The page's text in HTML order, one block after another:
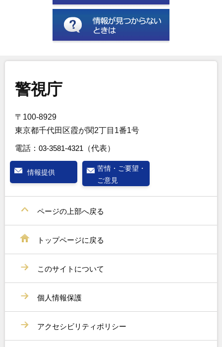
警視庁
〒100-8929
東京都千代田区霞が関2丁目1番1号
電話： 03-3581-4321 （代表）
情報提供
苦情・ご要望・
ご意見
ページの上部へ戻る
トップページに戻る
このサイトについて
個人情報保護
アクセシビリティポリシー